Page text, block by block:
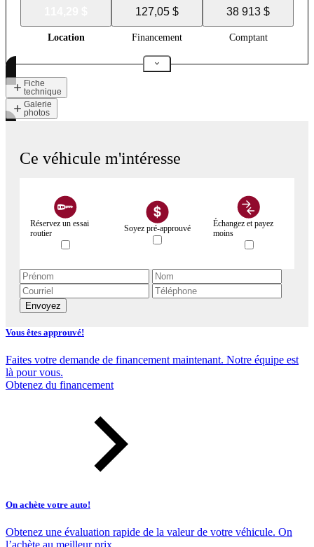
127,05 $ 38 913 $
Location Financement Comptant
Fiche
technique
Galerie
photos
Ce véhicule m'intéresse
Réservez un essai
routier
Soyez pré-approuvé
Échangez et payez
moins
Envoyez
Vous êtes approuvé!
Faites votre demande de financement maintenant. Notre équipe est
là pour vous.
Obtenez du financement
On achète votre auto!
Obtenez une évaluation rapide de la valeur de votre véhicule. On